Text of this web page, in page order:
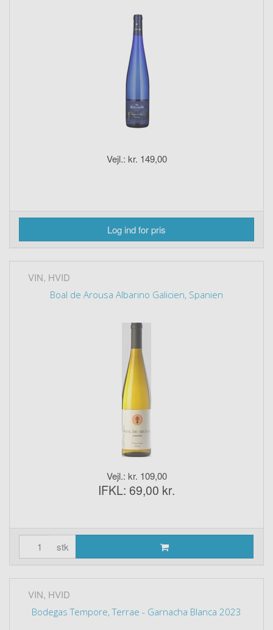
Vejl.: kr. 149,00
Log ind for pris
VIN, HVID
Boal de Arousa Albarino Galicien, Spanien
Vejl.: kr. 109,00
IFKL: 69,00 kr.
stk
VIN, HVID
Bodegas Tempore, Terrae - Garnacha Blanca 2023